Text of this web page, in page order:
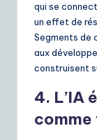
qui se
un effet de
Segments de
aux
construisent
4. L’IA